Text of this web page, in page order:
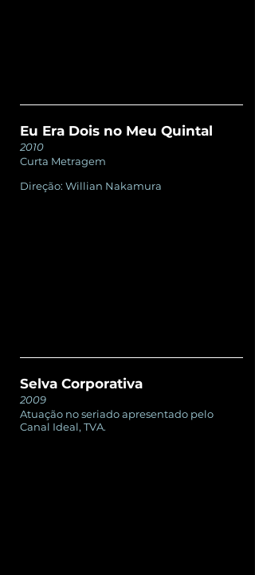
Eu Era Dois no Meu Quintal
2010
Curta Metragem
Direção: Willian Nakamura
Selva Corporativa
2009
Atuação no seriado apresentado pelo
Canal Ideal, TVA.